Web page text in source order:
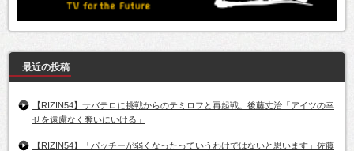
最近の投稿
【RIZIN54】サバテロに挑戦からのテミロフと再起戦。後藤丈治「アイツの幸
せを遠慮なく奪いにいける」
【RIZIN54】「パッチーが弱くなったっていうわけではないと思います」佐藤